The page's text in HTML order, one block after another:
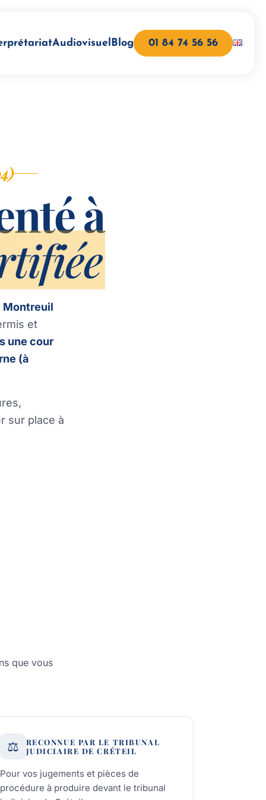
AudiovisuelBlog 01 84 74 56 56
à
Montreuil
et
une cour
(à
sur place à
que vous
⚖️
RECONNUE PAR LE TRIBUNAL
JUDICIAIRE DE CRÉTEIL
Pour vos jugements et pièces de
procédure à produire devant le tribunal